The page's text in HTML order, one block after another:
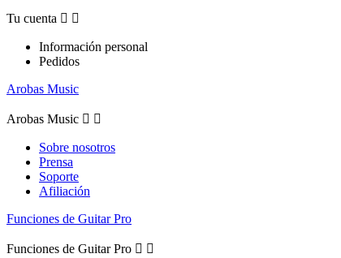
Tu cuenta  
Información personal
Pedidos
Arobas Music
Arobas Music  
Sobre nosotros
Prensa
Soporte
Afiliación
Funciones de Guitar Pro
Funciones de Guitar Pro  